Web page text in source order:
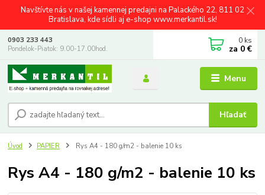
Navštívte nás v našej kamennej predajni na Palackého 22, 811 02
Bratislava, kde sídli aj e-shop www.merkantil.sk!
Menu
Hľadať
0903 233 443
Pondelok-Piatok: 9.00-17.00hod.
0 ks
za 0 €
Úvod PAPIER Rys A4 - 180 g/m2 - balenie 10 ks
Rys A4 - 180 g/m2 - balenie 10 ks